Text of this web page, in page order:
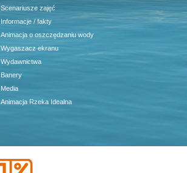
Scenariusze zajęć
Informacje / fakty
Animacja o oszczędzaniu wody
Wygaszacz ekranu
Wydawnictwa
Banery
Media
Animacja Rzeka Idealna